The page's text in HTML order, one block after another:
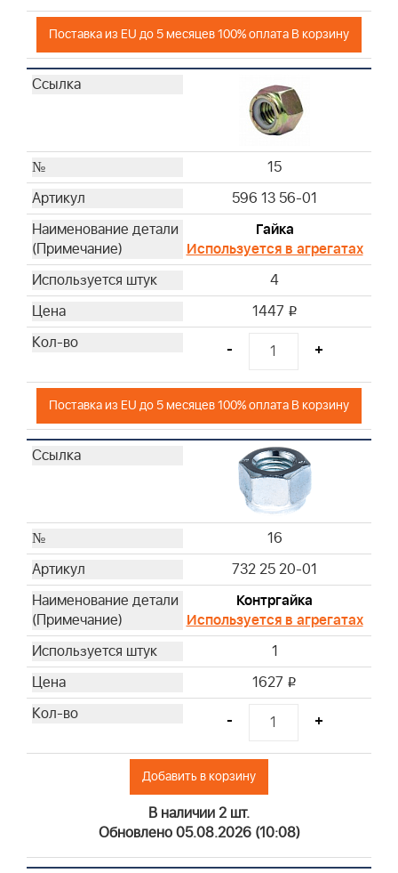
Поставка из EU до 5 месяцев 100% оплата В корзину
15
596 13 56-01
Гайка
Используется в агрегатах
4
1447 i
- +
Поставка из EU до 5 месяцев 100% оплата В корзину
16
732 25 20-01
Контргайка
Используется в агрегатах
1
1627 i
- +
Добавить в корзину
В наличии 2 шт.
Обновлено 05.08.2026 (10:08)